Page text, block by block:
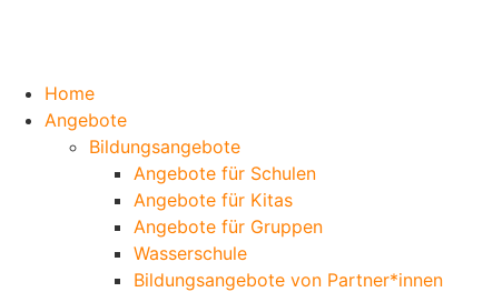
Home
Angebote
Bildungsangebote
Angebote für Schulen
Angebote für Kitas
Angebote für Gruppen
Wasserschule
Bildungsangebote von Partner*innen